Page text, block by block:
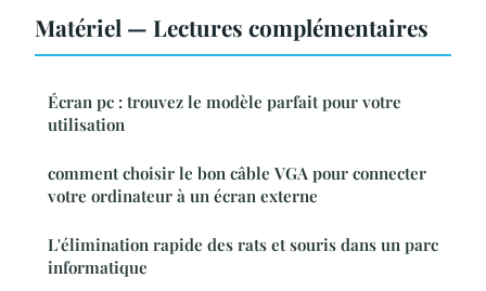
Matériel — Lectures complémentaires
Écran pc : trouvez le modèle parfait pour votre
utilisation
comment choisir le bon câble VGA pour connecter
votre ordinateur à un écran externe
L'élimination rapide des rats et souris dans un parc
informatique